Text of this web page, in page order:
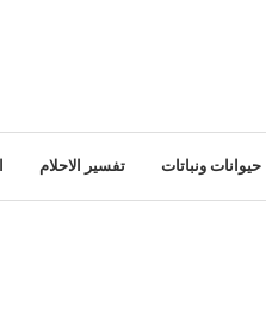
تفسير الاحلام حيوانات ونباتات